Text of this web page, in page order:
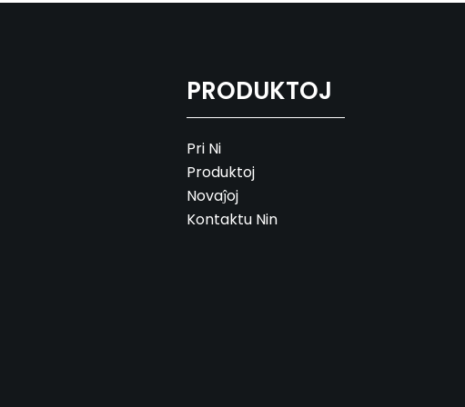
PRODUKTOJ
Pri Ni
Produktoj
Novaĵoj
Kontaktu Nin